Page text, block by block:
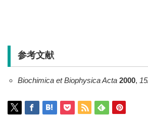
参考文献
Biochimica et Biophysica Acta2000,